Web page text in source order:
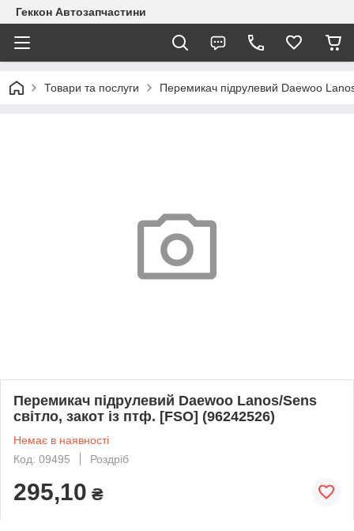
Геккон Автозапчастини
Товари та послуги Перемикач підрулевий Daewoo
Перемикач підрулевий Daewoo Lanos/Sens
світло, закот із птф. [FSO] (96242526)
Немає в наявності
Код: 09495
Роздріб
295,10 ₴